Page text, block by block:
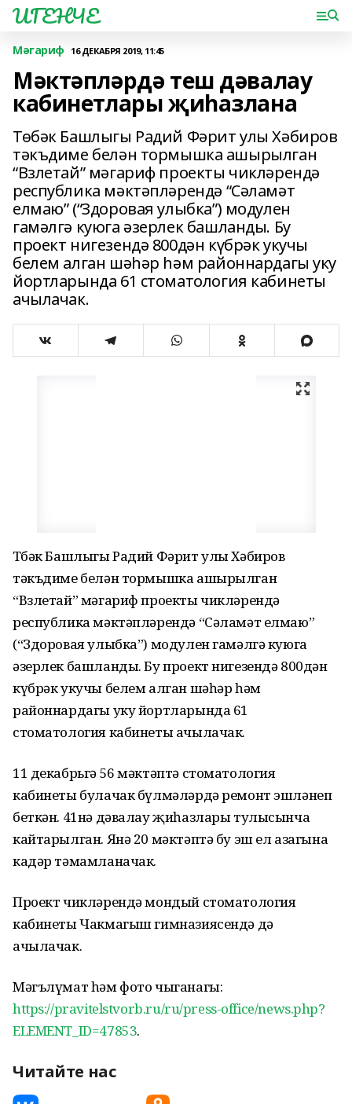
ИГЕНЧЕ
Мәгариф 16 ДЕКАБРЯ 2019, 11:45
Мәктәпләрдә теш дәвалау
кабинетлары җиһазлана
Төбәк Башлыгы Радий Фәрит улы Хәбиров
тәкъдиме белән тормышка ашырылган
“Взлетай” мәгариф проекты чикләрендә
республика мәктәпләрендә “Сәламәт
елмаю” (“Здоровая улыбка”) модулен
гамәлгә куюга әзерлек башланды. Бу
проект нигезендә 800дән күбрәк укучы
белем алган шәһәр һәм районнардагы уку
йортларында 61 стоматология кабинеты
ачылачак.
Төбәк Башлыгы Радий Фәрит улы Хәбиров
тәкъдиме белән тормышка ашырылган
“Взлетай” мәгариф проекты чикләрендә
республика мәктәпләрендә “Сәламәт елмаю”
(“Здоровая улыбка”) модулен гамәлгә куюга
әзерлек башланды. Бу проект нигезендә 800дән
күбрәк укучы белем алган шәһәр һәм
районнардагы уку йортларында 61
стоматология кабинеты ачылачак.
11 декабрьгә 56 мәктәптә стоматология
кабинеты булачак бүлмәләрдә ремонт эшләнеп
беткән. 41нә дәвалау җиһазлары тулысынча
кайтарылган. Янә 20 мәктәптә бу эш ел азагына
кадәр тәмамланачак.
Проект чикләрендә мондый стоматология
кабинеты Чакмагыш гимназиясендә дә
ачылачак.
Мәгълүмат һәм фото чыганагы:
https://pravitelstvorb.ru/ru/press-office/news.php?
ELEMENT_ID=47853.
Читайте нас